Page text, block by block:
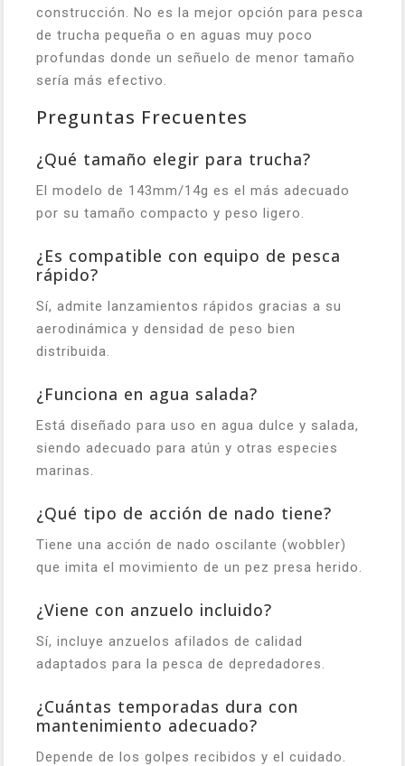
construcción. No es la mejor opción para pesca
de trucha pequeña o en aguas muy poco
profundas donde un señuelo de menor tamaño
sería más efectivo.
Preguntas Frecuentes
¿Qué tamaño elegir para trucha?
El modelo de 143mm/14g es el más adecuado
por su tamaño compacto y peso ligero.
¿Es compatible con equipo de pesca
rápido?
Sí, admite lanzamientos rápidos gracias a su
aerodinámica y densidad de peso bien
distribuida.
¿Funciona en agua salada?
Está diseñado para uso en agua dulce y salada,
siendo adecuado para atún y otras especies
marinas.
¿Qué tipo de acción de nado tiene?
Tiene una acción de nado oscilante (wobbler)
que imita el movimiento de un pez presa herido.
¿Viene con anzuelo incluido?
Sí, incluye anzuelos afilados de calidad
adaptados para la pesca de depredadores.
¿Cuántas temporadas dura con
mantenimiento adecuado?
Depende de los golpes recibidos y el cuidado.